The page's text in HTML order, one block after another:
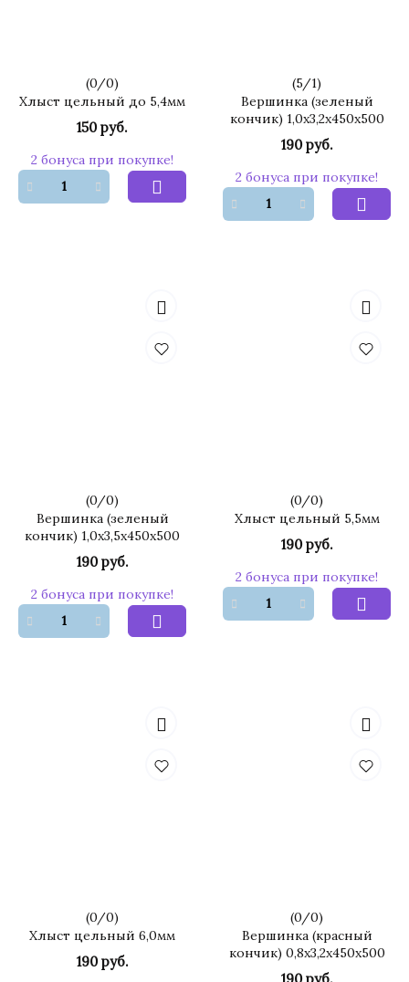
(0/0)
Хлыст цельный до 5,4мм
150 руб.
2 бонуса при покупке!
(5/1)
Вершинка (зеленый
кончик) 1,0х3,2х450х500
190 руб.
2 бонуса при покупке!
(0/0)
Вершинка (зеленый
кончик) 1,0х3,5х450х500
190 руб.
2 бонуса при покупке!
(0/0)
Хлыст цельный 5,5мм
190 руб.
2 бонуса при покупке!
(0/0)
Хлыст цельный 6,0мм
190 руб.
(0/0)
Вершинка (красный
кончик) 0,8х3,2х450х500